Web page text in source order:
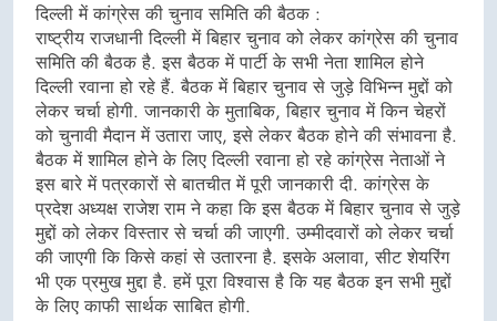
दिल्ली में कांग्रेस की चुनाव समिति की बैठक :
राष्ट्रीय राजधानी दिल्ली में बिहार चुनाव को लेकर कांग्रेस की चुनाव
समिति की बैठक है. इस बैठक में पार्टी के सभी नेता शामिल होने
दिल्ली रवाना हो रहे हैं. बैठक में बिहार चुनाव से जुड़े विभिन्न मुद्दों को
लेकर चर्चा होगी. जानकारी के मुताबिक, बिहार चुनाव में किन चेहरों
को चुनावी मैदान में उतारा जाए, इसे लेकर बैठक होने की संभावना है.
बैठक में शामिल होने के लिए दिल्ली रवाना हो रहे कांग्रेस नेताओं ने
इस बारे में पत्रकारों से बातचीत में पूरी जानकारी दी. कांग्रेस के
प्रदेश अध्यक्ष राजेश राम ने कहा कि इस बैठक में बिहार चुनाव से जुड़े
मुद्दों को लेकर विस्तार से चर्चा की जाएगी. उम्मीदवारों को लेकर चर्चा
की जाएगी कि किसे कहां से उतारना है. इसके अलावा, सीट शेयरिंग
भी एक प्रमुख मुद्दा है. हमें पूरा विश्वास है कि यह बैठक इन सभी मुद्दों
के लिए काफी सार्थक साबित होगी.